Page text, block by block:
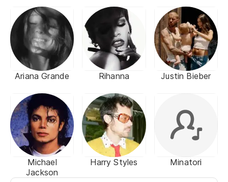
Ariana Grande Rihanna Justin Bieber
Michael
Jackson
Harry Styles Minatori